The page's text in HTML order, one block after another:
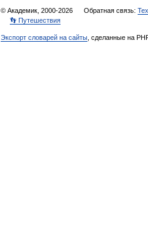
© Академик, 2000-2026 Обратная связь:
👣 Путешествия
Экспорт словарей на сайты , сделанные на